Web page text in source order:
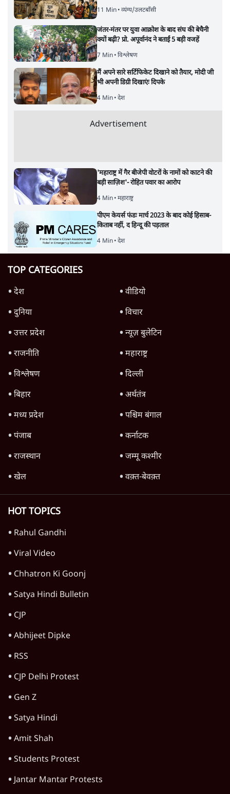
11 Min• व्यंग्य/उलटबाँसी
जंतर-मंतर पर युवा आक्रोश के बाद संघ की बेचैनी
क्यों बढ़ी? प्रो. अपूर्वानंद ने बताईं 5 बड़ी वजहें
7 Min• विश्लेषण
मैं अपने सारे सर्टिफिकेट दिखाने को तैयार, मोदी जी
भी अपनी डिग्री दिखाएंः दिपके
4 Min• देश
Advertisement
'महाराष्ट्र में गैर बीजेपी वोटरों के नामों को काटने की
बड़ी साज़िश'- रोहित पवार का आरोप
4 Min• महाराष्ट्र
पीएम केयर्स फंडः मार्च 2023 के बाद कोई हिसाब-
किताब नहीं, द हिन्दू की पड़ताल
4 Min• देश
TOP CATEGORIES
देश
वीडियो
दुनिया
विचार
उत्तर प्रदेश
न्यूज़ बुलेटिन
राजनीति
महाराष्ट्र
विश्लेषण
दिल्ली
बिहार
अर्थतंत्र
मध्य प्रदेश
पश्चिम बंगाल
पंजाब
कर्नाटक
राजस्थान
जम्मू कश्मीर
खेल
वक़्त-बेवक़्त
HOT TOPICS
Rahul Gandhi
Viral Video
Chhatron Ki Goonj
Satya Hindi Bulletin
CJP
Abhijeet Dipke
RSS
CJP Delhi Protest
Gen Z
Satya Hindi
Amit Shah
Students Protest
Jantar Mantar Protests